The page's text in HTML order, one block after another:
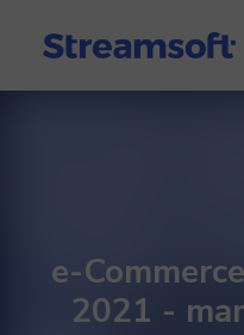
e-
2021 -